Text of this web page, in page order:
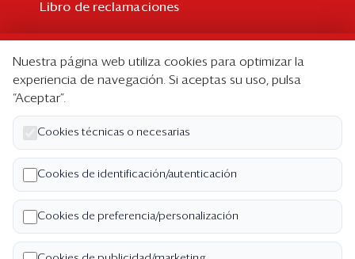
Libro de reclamaciones
Suscripción individual
Paquetes corporativos
Edición Impresa
Nosotros
Quiénes somos
Código de ética
Términos y Condiciones
Nuestra página web utiliza cookies para optimizar la
experiencia de navegación. Si aceptas su uso, pulsa
“Aceptar”.
Cookies técnicas o necesarias
Cookies de identificación/autenticación
Cookies de preferencia/personalización